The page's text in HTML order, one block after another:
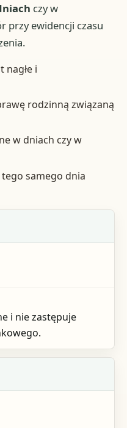
czy w
przy ewidencji czasu
nagłe i
rodzinną związaną
w dniach czy w
tego samego dnia
i nie zastępuje